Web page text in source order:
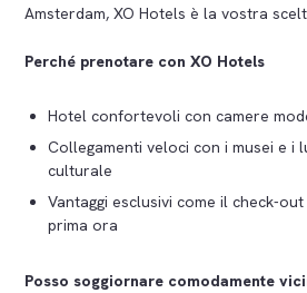
Amsterdam, XO Hotels è la vostra
Perché prenotare con XO Hotels
Hotel confortevoli con camere
Collegamenti veloci con i musei e i
culturale
Vantaggi esclusivi come il check-
prima ora
Posso soggiornare comodamente